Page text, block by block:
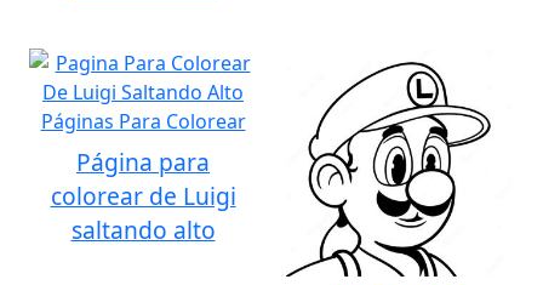
Página para
colorear de Luigi
saltando alto